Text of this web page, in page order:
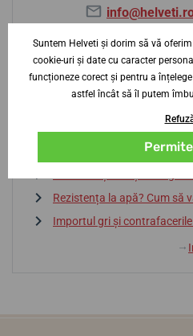
Sfaturi de la centrul
Baterie sau automatic?
Dicționar de termeni
Rezistența la apă? Cum să
Importul gri și
↓
Suntem Helveti și dorim să vă
cookie-uri și date cu caracter
funcționeze corect și pentru a
astfel încât să îl putem